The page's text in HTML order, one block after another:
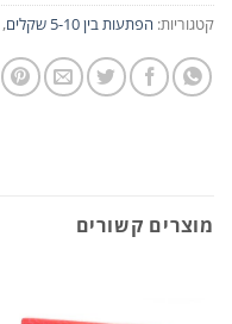
קטגוריות: הפתעות בין 5-10 שקלים ,
מוצרים קשורים